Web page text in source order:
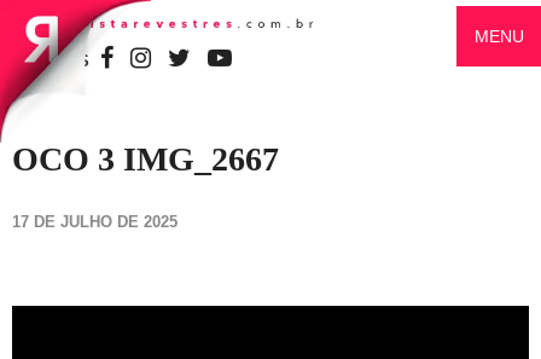
SIGA-NOS
MENU
OCO 3 IMG_2667
17 DE JULHO DE 2025